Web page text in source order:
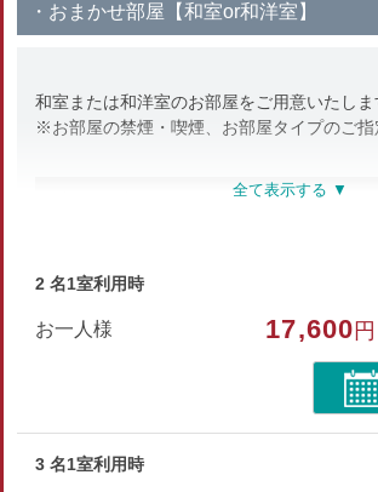
・おまかせ部屋【和室or和洋室】
和室または和洋室のお部屋をご用意いたしま
※お部屋の禁煙・喫煙、お部屋タイプのご指
部屋特徴
バス/トイレ/洗浄機付トイレ
2 名1室利用時
お一人様 17,600
3 名1室利用時